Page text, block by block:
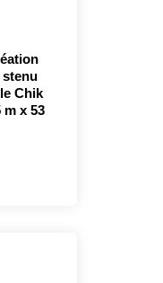
stenu
Chik
m x 53